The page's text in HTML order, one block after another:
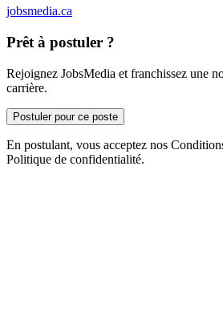
jobsmedia.ca
Prêt à postuler ?
Rejoignez JobsMedia et franchissez une
carrière.
Postuler pour ce poste
En postulant, vous acceptez nos
Politique de confidentialité.